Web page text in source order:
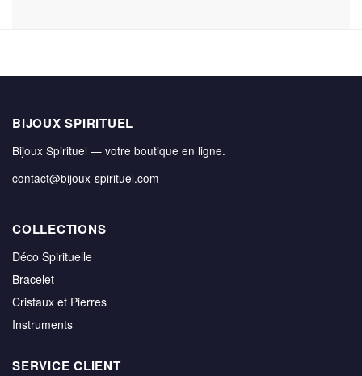
BIJOUX SPIRITUEL
Bijoux Spirituel — votre boutique en ligne.
contact@bijoux-spirituel.com
COLLECTIONS
Déco Spirituelle
Bracelet
Cristaux et Pierres
Instruments
SERVICE CLIENT